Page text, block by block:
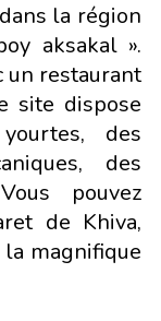
la région
aksakal ».
un restaurant
site dispose
des
des
pouvez
de Khiva,
magnifique